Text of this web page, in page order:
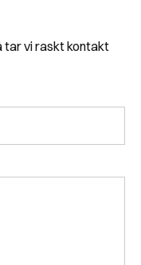
tar vi raskt kontakt